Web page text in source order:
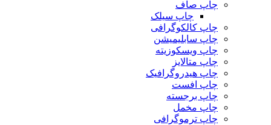
چاپ صاف
چاپ سیلک
چاپ کالکوگرافی
چاپ سابلیمیشن
چاپ ویسکوزیته
چاپ متالایز
چاپ هیدروگرافیک
چاپ افست
چاپ برجسته
چاپ مخمل
چاپ ترموگرافی